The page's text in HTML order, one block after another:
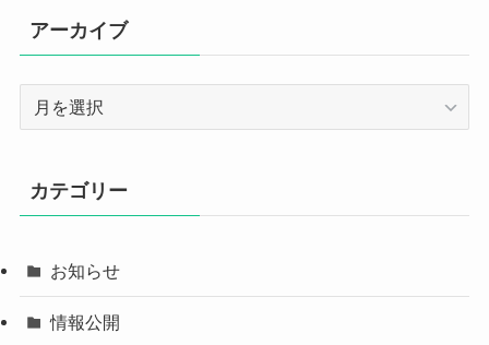
アーカイブ
ブ
カテゴリー
お知らせ
情報公開